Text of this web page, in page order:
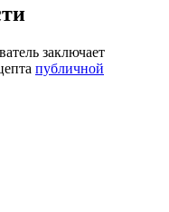
заключает
публичной